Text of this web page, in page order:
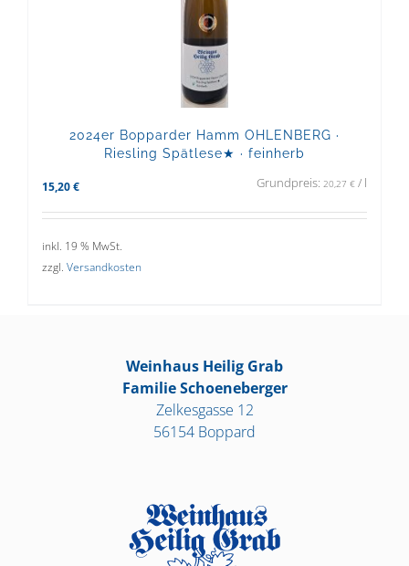
2024er Bopparder Hamm OHLENBERG ·
Riesling Spätlese★ · feinherb
15,20 € Grundpreis: 20,27 € / l
inkl. 19 % MwSt.
zzgl. Versandkosten
Weinhaus Heilig Grab
Familie Schoeneberger
Zelkesgasse 12
56154 Boppard